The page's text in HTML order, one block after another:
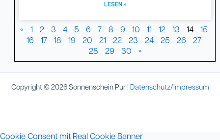
LESEN »
« 1 2 3 4 5 6 7 8 9 10 11 12 13 14
15
16
17 18 19 20 21 22 23 24 25 26
27
28
29 30 »
Copyright © 2026 Sonnenschein Pur | Datenschutz/Impressum
Cookie Consent mit Real Cookie Banner